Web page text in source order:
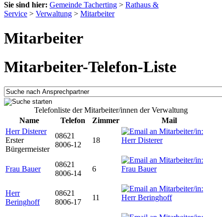
Sie sind hier: Gemeinde Tacherting > Rathaus &
Service > Verwaltung > Mitarbeiter
Mitarbeiter
Mitarbeiter-Telefon-Liste
Telefonliste der Mitarbeiter/innen der Verwaltung
Name
Telefon Zimmer
Mail
Herr Disterer
Erster
Bürgermeister
08621
8006-12
18
Frau Bauer
08621
8006-14
6
Herr
Beringhoff
08621
8006-17
11